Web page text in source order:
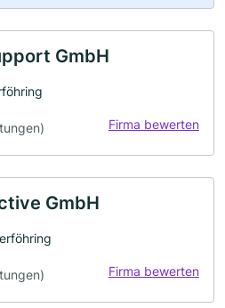
GmbH
Firma bewerten
GmbH
Firma bewerten